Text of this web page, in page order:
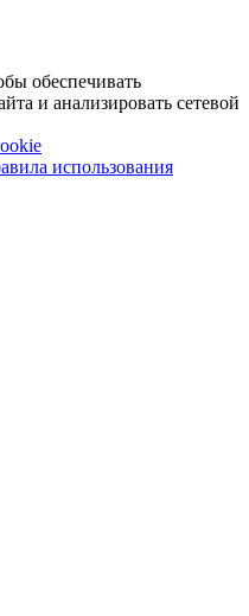
обеспечивать
и анализировать сетевой
использования